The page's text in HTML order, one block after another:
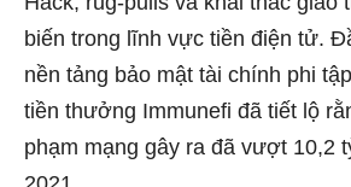
biến trong lĩnh vực tiền điện tử.
nền tảng bảo mật tài chính phi
tiền thưởng Immunefi đã tiết lộ
phạm mạng gây ra đã vượt 10,2